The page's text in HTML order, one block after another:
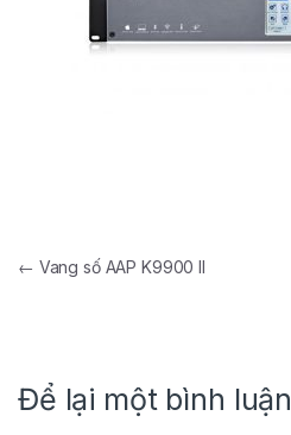
← Vang số AAP K9900 II
Để lại một bình luận